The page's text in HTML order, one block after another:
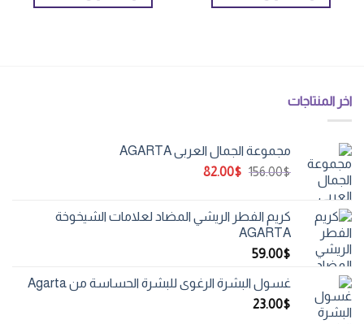
اخر المنتاجات
مجموعة الجمال العربي AGARTA
156.00$
السعر
156.00$.
82.00$
السعر
82.00$.
كريم الفطر الريشي المضاد لعلامات الشيخوخة
AGARTA
59.00$
غسول البشرة الرغوي للبشرة الحساسة من Agarta
23.00$